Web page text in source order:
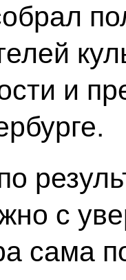
и
с
сама